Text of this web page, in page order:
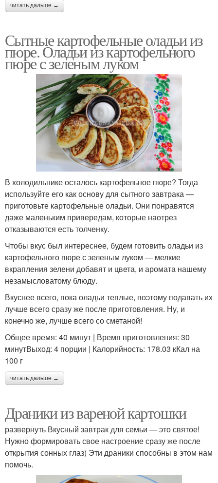
читать дальше →
Сытные картофельные оладьи из
пюре. Оладьи из картофельного
пюре с зеленым луком
В холодильнике осталось картофельное пюре? Тогда
используйте его как основу для сытного завтрака —
приготовьте картофельные оладьи. Они понравятся
даже маленьким привередам, которые наотрез
отказываются есть толченку.
Чтобы вкус был интереснее, будем готовить оладьи из
картофельного пюре с зеленым луком — мелкие
вкрапления зелени добавят и цвета, и аромата нашему
незамысловатому блюду.
Вкуснее всего, пока оладьи теплые, поэтому подавать их
лучше всего сразу же после приготовления. Ну, и
конечно же, лучше всего со сметаной!
Общее время: 40 минут | Время приготовления: 30
минутВыход: 4 порции | Калорийность: 178.03 кКал на
100 г
читать дальше →
Драники из вареной картошки
развернуть Вкусный завтрак для семьи — это святое!
Нужно формировать свое настроение сразу же после
открытия сонных глаз) Эти драники способны в этом нам
помочь.